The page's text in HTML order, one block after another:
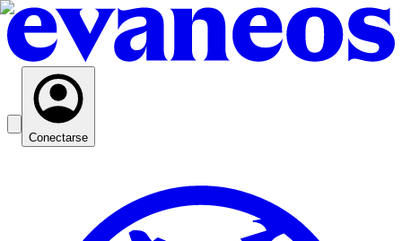
Conectarse